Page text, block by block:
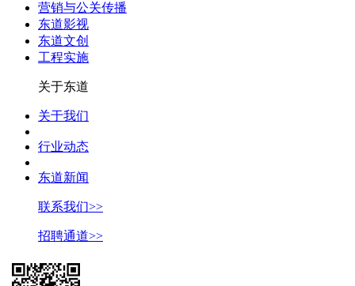
营销与公关传播
东道影视
东道文创
工程实施
关于东道
关于我们
行业动态
东道新闻
联系我们>>
招聘通道>>